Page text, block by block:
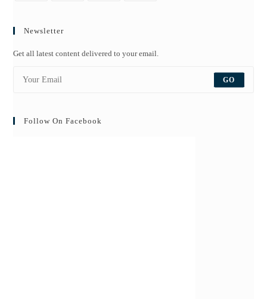
Newsletter
Get all latest content delivered to your email.
GO
Follow On Facebook